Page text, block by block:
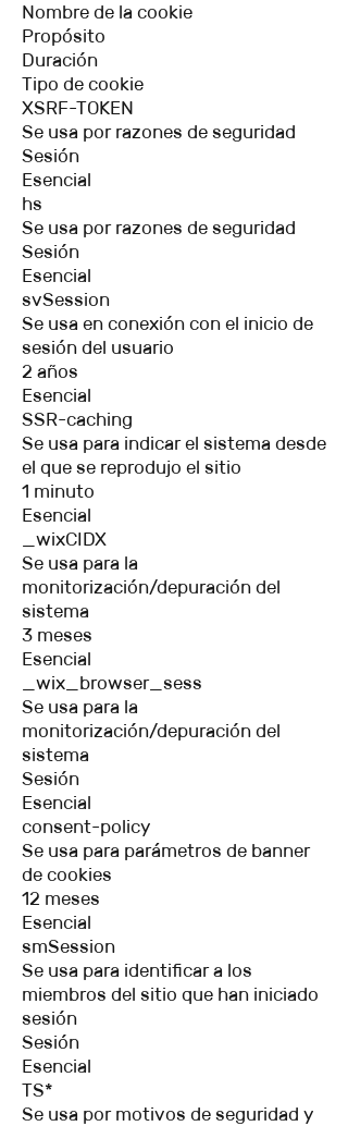
Nombre de la cookie
Propósito
Duración
Tipo de cookie
XSRF-TOKEN
Se usa por razones de seguridad
Sesión
Esencial
hs
Se usa por razones de seguridad
Sesión
Esencial
svSession
Se usa en conexión con el inicio de
sesión del usuario
2 años
Esencial
SSR-caching
Se usa para indicar el sistema desde
el que se reprodujo el sitio
1 minuto
Esencial
_wixCIDX
Se usa para la
monitorización/depuración del
sistema
3 meses
Esencial
_wix_browser_sess
Se usa para la
monitorización/depuración del
sistema
Sesión
Esencial
consent-policy
Se usa para parámetros de banner
de cookies
12 meses
Esencial
smSession
Se usa para identificar a los
miembros del sitio que han iniciado
sesión
Sesión
Esencial
TS*
Se usa por motivos de seguridad y